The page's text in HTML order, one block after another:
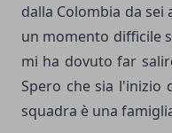
dalla Colombia da
un momento difficile
mi ha dovuto far
Spero che sia l'inizio
squadra è una